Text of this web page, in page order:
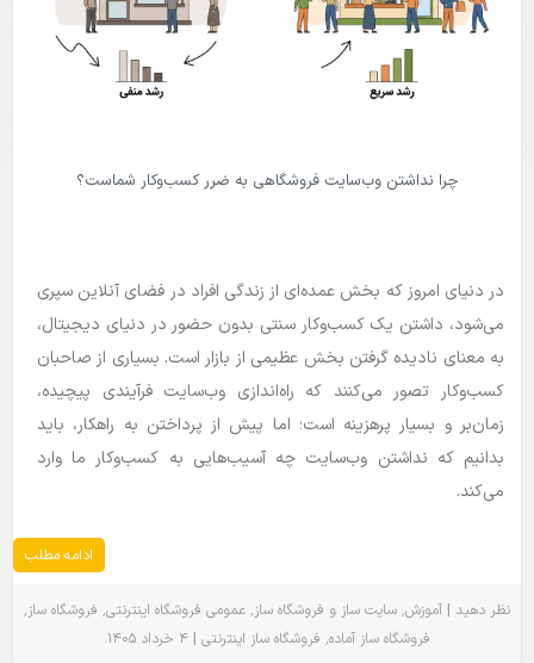
چرا پوپش؟
چرا نداشتن وب‌سایت فروشگاهی به ضرر کسب‌وکار شماست؟
در دنیای امروز که بخش عمده‌ای از زندگی افراد در فضای آنلاین سپری
می‌شود، داشتن یک کسب‌وکار سنتی بدون حضور در دنیای دیجیتال،
به معنای نادیده گرفتن بخش عظیمی از بازار است. بسیاری از صاحبان
کسب‌وکار تصور می‌کنند که راه‌اندازی وب‌سایت فرآیندی پیچیده،
زمان‌بر و بسیار پرهزینه است؛ اما پیش از پرداختن به راهکار، باید
بدانیم که نداشتن وب‌سایت چه آسیب‌هایی به کسب‌وکار ما وارد
می‌کند.
ادامه مطلب
نظر دهید | آموزش٬ سایت ساز و فروشگاه ساز٬ عمومی فروشگاه اینترنتی٬ فروشگاه ساز٬
فروشگاه ساز آماده٬ فروشگاه ساز اینترنتی | ۴ خرداد ۱۴۰۵ .